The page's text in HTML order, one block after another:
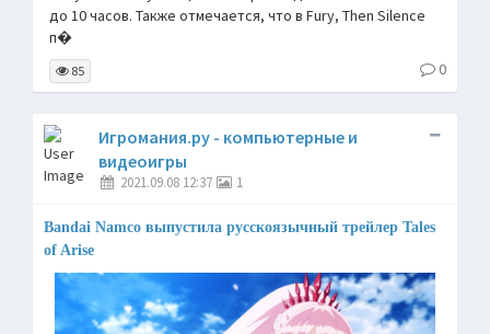
до 10 часов. Также отмечается, что в Fury, Then Silence
п�
85 0
Игромания.ру - компьютерные и
видеоигры
2021.09.08 12:37 1
Bandai Namco выпустила русскоязычный трейлер Tales
of Arise